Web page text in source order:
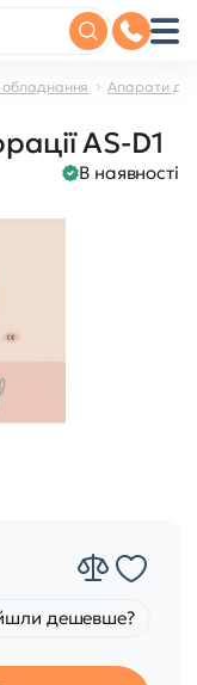
обладнання Апарати
AS-D1
В наявності
дешевше?